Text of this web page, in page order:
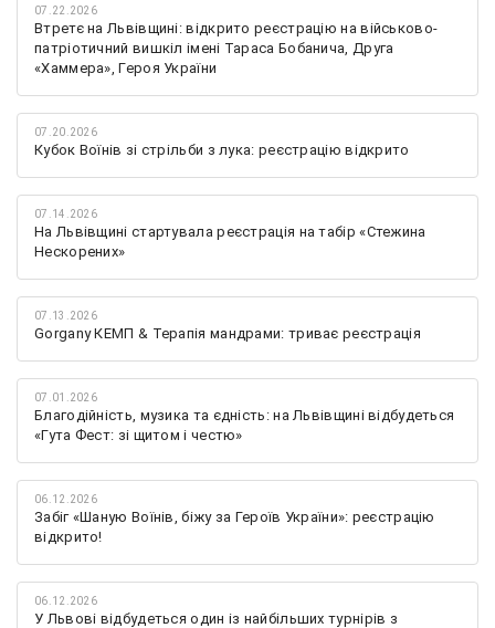
07.22.2026
Втретє на Львівщині: відкрито реєстрацію на військово-
патріотичний вишкіл імені Тараса Бобанича, Друга
«Хаммера», Героя України
07.20.2026
Кубок Воїнів зі стрільби з лука: реєстрацію відкрито
07.14.2026
На Львівщині стартувала реєстрація на табір «Стежина
Нескорених»
07.13.2026
Gorgany КЕМП & Терапія мандрами: триває реєстрація
07.01.2026
Благодійність, музика та єдність: на Львівщині відбудеться
«Гута Фест: зі щитом і честю»
06.12.2026
Забіг «Шаную Воїнів, біжу за Героїв України»: реєстрацію
відкрито!
06.12.2026
У Львові відбудеться один із найбільших турнірів з